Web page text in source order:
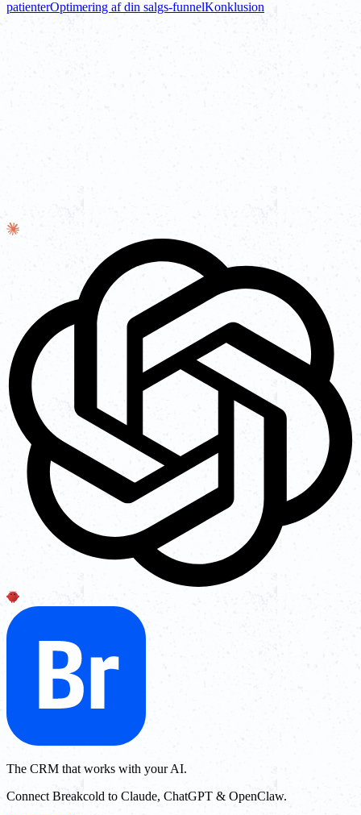
patienterOptimering af din salgs-funnelKonklusion
The CRM that works with your AI.
Connect Breakcold to Claude, ChatGPT & OpenClaw.